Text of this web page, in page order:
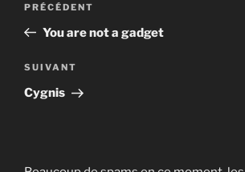
l’article
Article
précédent
PRÉCÉDENT
You are not a gadget
Article
suivant
SUIVANT
Cygnis